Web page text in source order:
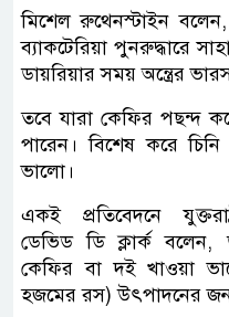
মিশেল রুথেনস্টাইন
ব্যাকটেরিয়া পুনরুদ্ধারে
ডায়রিয়ার সময় অন্ত্রের
তবে যারা কেফির পছন্দ
পারেন। বিশেষ করে
ভালো।
একই প্রতিবেদনে
ডেভিড ডি ক্লার্ক বলেন,
কেফির বা দই খাওয়া
হজমের রস) উৎপাদনের